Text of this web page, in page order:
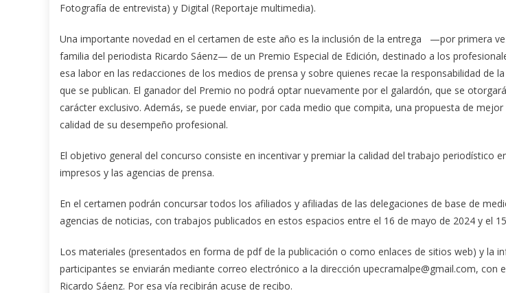
Fotografía de entrevista) y Digital (Reportaje multimedia).
Una importante novedad en el certamen de este año es la inclusión de la entrega —por primera
familia del periodista Ricardo Sáenz— de un Premio Especial de Edición, destinado a los
esa labor en las redacciones de los medios de prensa y sobre quienes recae la responsabilidad de
que se publican. El ganador del Premio no podrá optar nuevamente por el galardón, que se
carácter exclusivo. Además, se puede enviar, por cada medio que compita, una propuesta de
calidad de su desempeño profesional.
El objetivo general del concurso consiste en incentivar y premiar la calidad del trabajo periodístico
impresos y las agencias de prensa.
En el certamen podrán concursar todos los afiliados y afiliadas de las delegaciones de base de
agencias de noticias, con trabajos publicados en estos espacios entre el 16 de mayo de 2024 y el
Los materiales (presentados en forma de pdf de la publicación o como enlaces de sitios web) y la
participantes se enviarán mediante correo electrónico a la dirección upecramalpe@gmail.com, con
Ricardo Sáenz. Por esa vía recibirán acuse de recibo.